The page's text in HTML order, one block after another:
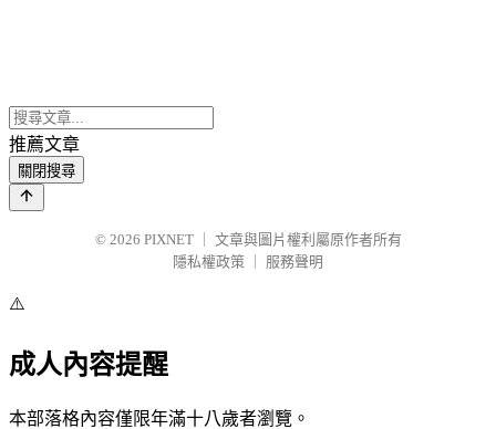
推薦文章
關閉搜尋
© 2026 PIXNET
文章與圖片權利屬原作者所有
隱私權政策
服務聲明
⚠️
成人內容提醒
本部落格內容僅限年滿十八歲者瀏覽。